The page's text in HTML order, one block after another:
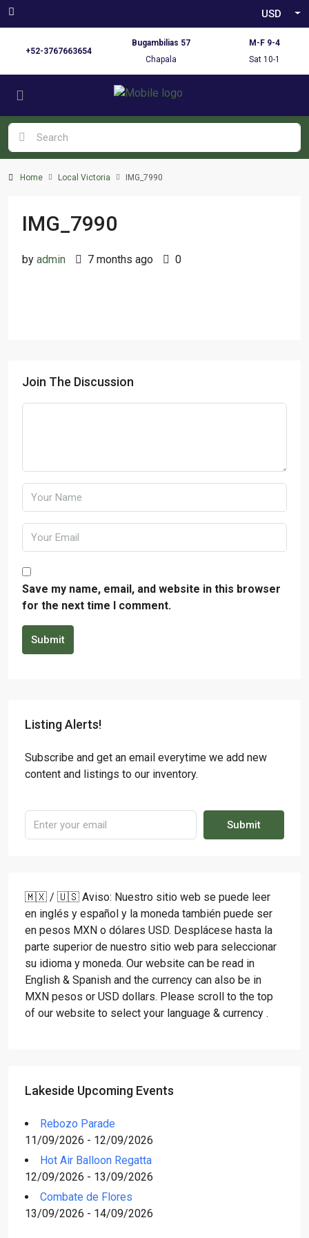
USD
+52-3767663654
Bugambilias 57
Chapala
M-F 9-4
Sat 10-1
Home Local Victoria IMG_7990
IMG_7990
by admin 7 months ago 0
Join The Discussion
Save my name, email, and website in this browser
for the next time I comment.
Submit
Listing Alerts!
Subscribe and get an email everytime we add new
content and listings to our inventory.
Submit
🇲🇽 / 🇺🇸 Aviso: Nuestro sitio web se puede leer
en inglés y español y la moneda también puede ser
en pesos MXN o dólares USD. Desplácese hasta la
parte superior de nuestro sitio web para seleccionar
su idioma y moneda. Our website can be read in
English & Spanish and the currency can also be in
MXN pesos or USD dollars. Please scroll to the top
of our website to select your language & currency .
Lakeside Upcoming Events
Rebozo Parade
11/09/2026 - 12/09/2026
Hot Air Balloon Regatta
12/09/2026 - 13/09/2026
Combate de Flores
13/09/2026 - 14/09/2026